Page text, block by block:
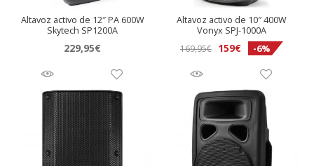
Altavoz activo de 12″ PA 600W
Skytech SP1200A
229,95€
Altavoz activo de 10″ 400W
Vonyx SPJ-1000A
169,95€
El
era:
169,95€.
159€El
actual
es:
159€.
-6%